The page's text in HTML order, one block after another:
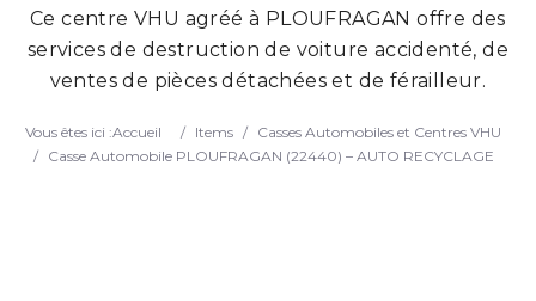
Search
Ce centre VHU agréé à PLOUFRAGAN offre des
services de destruction de voiture accidenté, de
ventes de pièces détachées et de férailleur.
Vous êtes ici :Accueil / Items / Casses Automobiles et Centres VHU
/
Casse Automobile PLOUFRAGAN (22440) – AUTO RECYCLAGE